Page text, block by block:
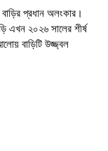
প্রধান অলংকার।
২০২৬ সালের শীর্ষ
বাড়িটি উজ্জ্বল